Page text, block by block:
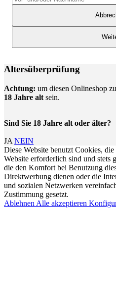
Altersüberprüfung
Achtung: um diesen Onlineshop
18 Jahre alt sein.
Sind Sie 18 Jahre alt oder älter?
JA NEIN
Diese Website benutzt Cookies,
Website erforderlich sind und stets
die den Komfort bei Benutzung
Direktwerbung dienen oder die
und sozialen Netzwerken
Zustimmung gesetzt.
Ablehnen Alle akzeptieren